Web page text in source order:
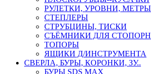
РУЛЕТКИ, УРОВНИ, МЕТРЫ
СТЕПЛЕРЫ
СТРУБЦИНЫ, ТИСКИ
СЪЁМНИКИ ДЛЯ
ТОПОРЫ
ЯЩИКИ Д/ИНСТРУМЕНТА
СВЕРЛА, БУРЫ, КОРОНКИ, ЗУ..
БУРЫ SDS MAX